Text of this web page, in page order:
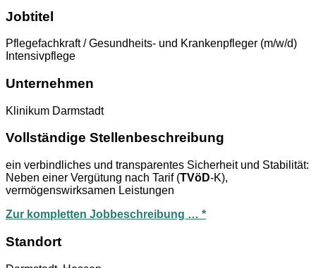
Jobtitel
Pflegefachkraft / Gesundheits- und Krankenpfleger (m/w/d)
Intensivpflege
Unternehmen
Klinikum Darmstadt
Vollständige Stellenbeschreibung
ein verbindliches und transparentes Sicherheit und Stabilität:
Neben einer Vergütung nach Tarif (TVöD-K),
vermögenswirksamen Leistungen
Zur kompletten Jobbeschreibung … *
Standort